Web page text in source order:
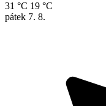
31 °C 19 °C
pátek 7. 8.